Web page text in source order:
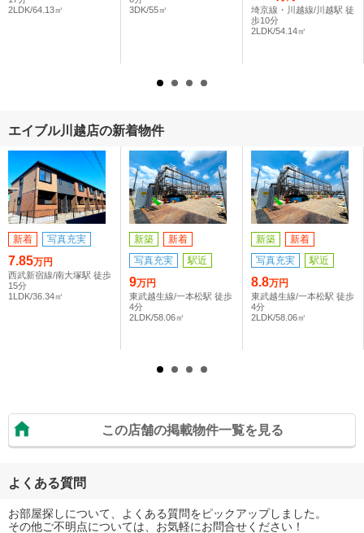
2LDK/64.13㎡
3DK/55㎡
埼京線・川越線/川越駅 徒
歩10分
2LDK/54.14㎡
エイブル川越店の新着物件
新着 写真充実
7.85万円
西武新宿線/南大塚駅 徒歩
15分
1LDK/36.34㎡
新築
新着
写真充実
駅近
9万円
東武越生線/一本松駅 徒歩
4分
2LDK/58.06㎡
新築
新着
写真充実
駅近
8.8万円
東武越生線/一本松駅 徒歩
4分
2LDK/58.06㎡
この店舗の掲載物件一覧を見る
よくある質問
お部屋探しについて、よくある質問をピックアップしました。
その他ご不明点については、お気軽にお問合せください！